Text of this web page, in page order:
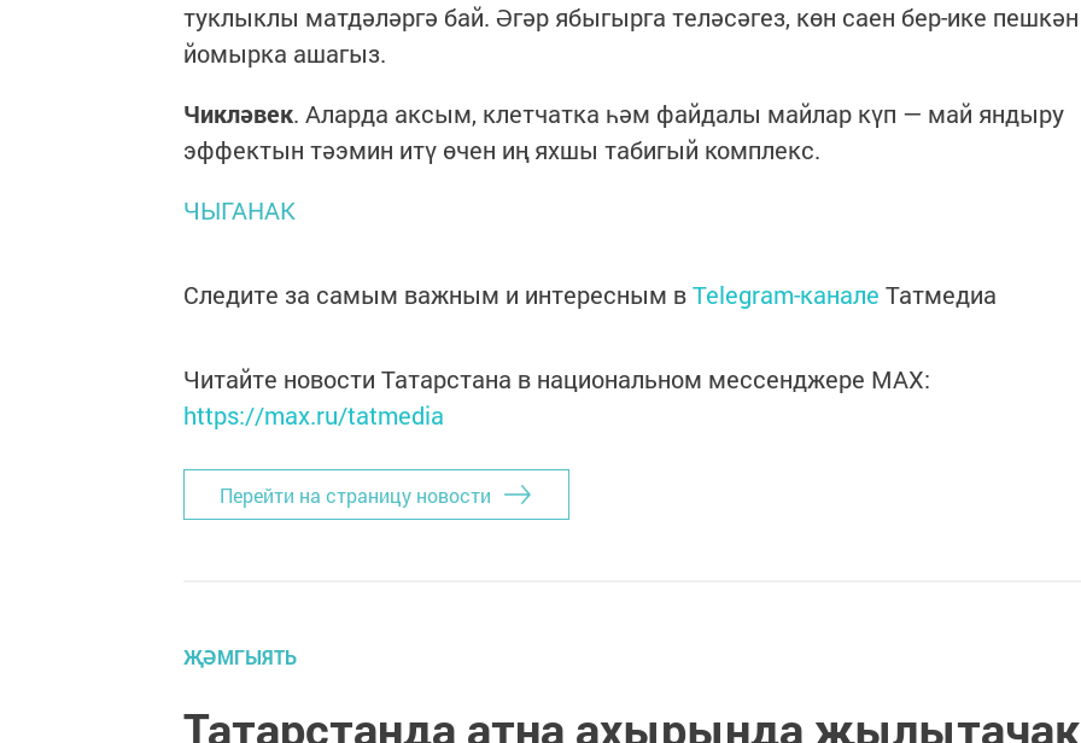
туклыклы матдәләргә бай. Әгәр ябыгырга теләсәгез, көн саен бер-ике пешкән
йомырка ашагыз.
Чикләвек. Аларда аксым, клетчатка һәм файдалы майлар күп — май яндыру
эффектын тәэмин итү өчен иң яхшы табигый комплекс.
ЧЫГАНАК
Следите за самым важным и интересным вTelegram-канале Татмедиа
Читайте новости Татарстана в национальном мессенджере MАХ:
https://max.ru/tatmedia
Перейти на страницу новости
ҖӘМГЫЯТЬ
Татарстанда атна ахырында җылытачак